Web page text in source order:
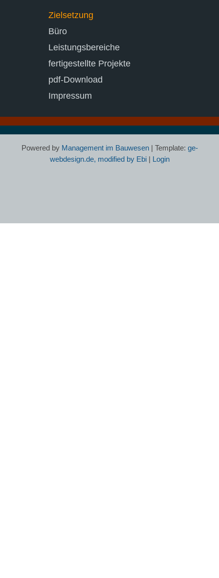
Zielsetzung
Büro
Leistungsbereiche
fertigestellte Projekte
pdf-Download
Impressum
Powered by Management im Bauwesen| Template: ge-
webdesign.de, modified by Ebi| Login